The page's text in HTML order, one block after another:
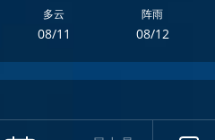
多云
08/11
阵雨
08/12